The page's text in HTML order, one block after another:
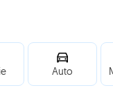
Auto